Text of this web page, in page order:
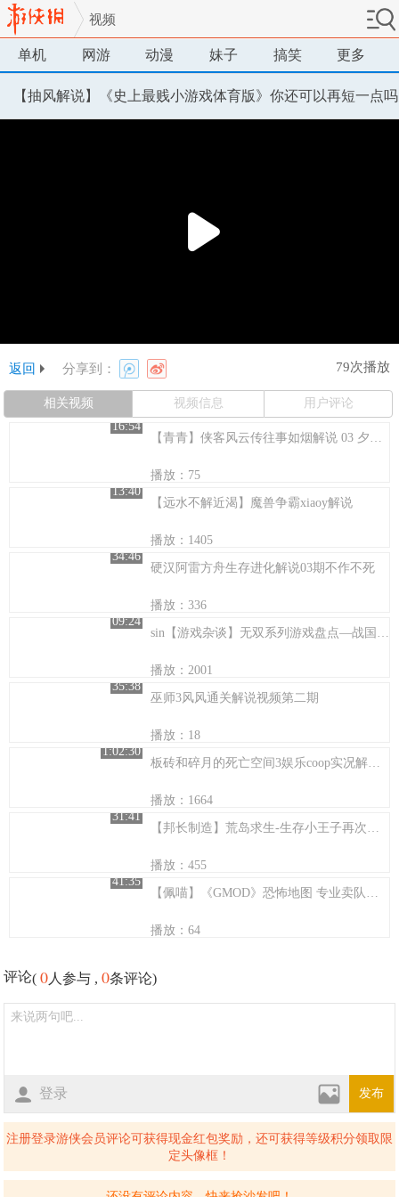
视频
单机 网游 动漫 妹子 搞笑 更多
【抽风解说】《史上最贱小游戏体育版》你还可以再短一点吗
返回 分享到： 79次播放
相关视频 视频信息
用户评论
16:54
【青青】侠客风云传往事如烟解说 03 夕日之后
播放：75
13:40
【远水不解近渴】魔兽争霸xiaoy解说
播放：1405
34:46
硬汉阿雷方舟生存进化解说03期不作不死
播放：336
09:24
sin【游戏杂谈】无双系列游戏盘点—战国无双篇
播放：2001
35:38
巫师3风风通关解说视频第二期
播放：18
1:02:30
板砖和碎月的死亡空间3娱乐coop实况解说16
播放：1664
31:41
【邦长制造】荒岛求生-生存小王子再次来袭
播放：455
41:35
【佩喵】《GMOD》恐怖地图 专业卖队友！
播放：64
评论(0 人参与 ,0条评论)
登录 发布
注册登录游侠会员评论可获得现金红包奖励，还可获得等级积分领取限
定头像框！